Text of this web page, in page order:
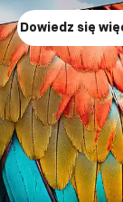
Dowiedz się